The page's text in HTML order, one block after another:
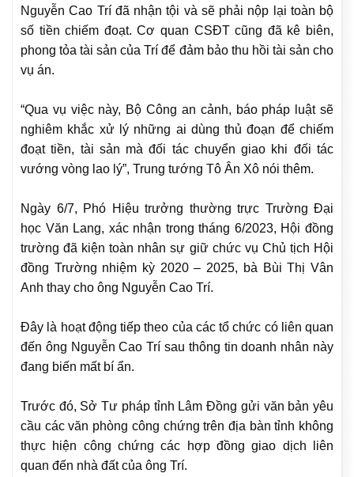
Nguyễn Cao Trí đã nhận tội và sẽ phải nộp lại toàn bộ
số tiền chiếm đoạt. Cơ quan CSĐT cũng đã kê biên,
phong tỏa tài sản của Trí để đảm bảo thu hồi tài sản cho
vụ án.
“Qua vụ việc này, Bộ Công an cảnh, báo pháp luật sẽ
nghiêm khắc xử lý những ai dùng thủ đoạn để chiếm
đoạt tiền, tài sản mà đối tác chuyển giao khi đối tác
vướng vòng lao lý”, Trung tướng Tô Ân Xô nói thêm.
Ngày 6/7, Phó Hiệu trưởng thường trực Trường Đại
học Văn Lang, xác nhận trong tháng 6/2023, Hội đồng
trường đã kiện toàn nhân sự giữ chức vụ Chủ tịch Hội
đồng Trường nhiệm kỳ 2020 – 2025, bà Bùi Thị Vân
Anh thay cho ông Nguyễn Cao Trí.
Đây là hoạt động tiếp theo của các tổ chức có liên quan
đến ông Nguyễn Cao Trí sau thông tin doanh nhân này
đang biến mất bí ẩn.
Trước đó, Sở Tư pháp tỉnh Lâm Đồng gửi văn bản yêu
cầu các văn phòng công chứng trên địa bàn tỉnh không
thực hiện công chứng các hợp đồng giao dịch liên
quan đến nhà đất của ông Trí.